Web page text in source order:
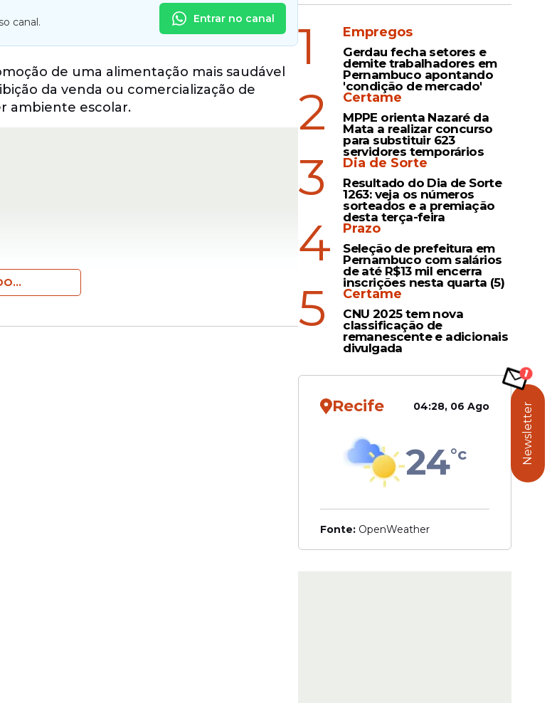
canal. Entrar no canal
de uma alimentação mais saudável
da venda ou comercialização de
ambiente escolar.
da
dos cardápios, com prioridade
frutas e hortaliças provenientes da
1 Empregos
Gerdau fecha setores e
demite trabalhadores em
Pernambuco apontando
'condição de mercado'
2 Certame
MPPE orienta Nazaré da
Mata a realizar concurso
para substituir 623
servidores temporários
3 Dia de Sorte
Resultado do Dia de Sorte
1263: veja os números
sorteados e a premiação
desta terça-feira
4 Prazo
Seleção de prefeitura em
Pernambuco com salários
de até R$13 mil encerra
inscrições nesta quarta (5)
5 Certame
CNU 2025 tem nova
classificação de
remanescente e adicionais
divulgada
Recife 04:28, 06 Ago
24°c
Fonte: OpenWeather
Newsletter